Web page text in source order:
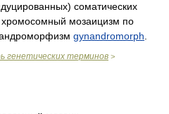
соматических
хромосомный мозаицизм по
gynandromorph
генетических терминов >